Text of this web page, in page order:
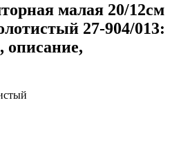
малая 20/12см
27-904/013:
описание,